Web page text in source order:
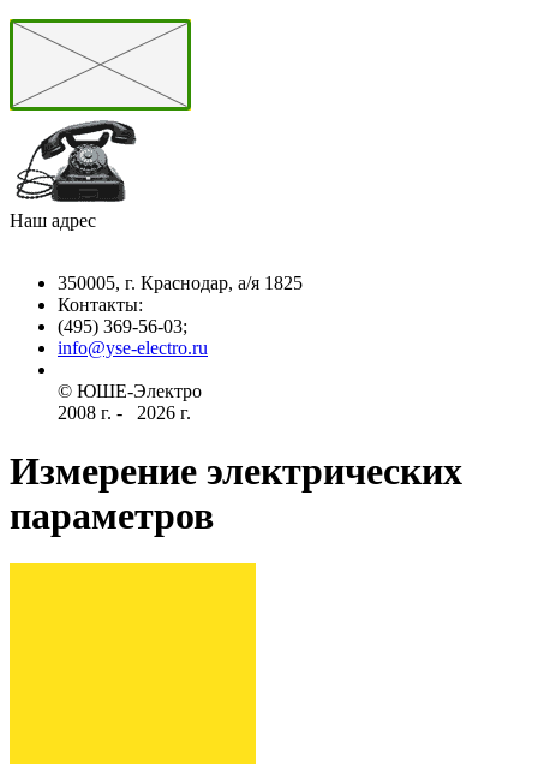
Наш адрес
350005, г. Краснодар, а/я 1825
Контакты: ­
(495) 369-56-03;
info@yse-electro.ru­
© ЮШЕ-Эл­ектро ­
2008 г­. - ­ ­­­­­
2026 г.
Измерение электрических
параметров